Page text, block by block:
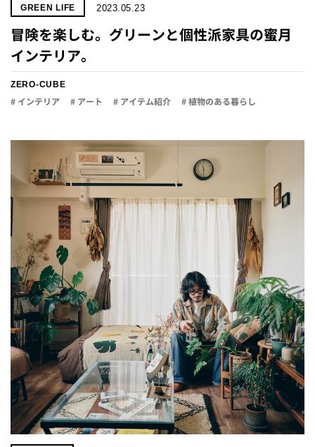
GREEN LIFE 2023.05.23
冒険を楽しむ。グリーンと個性派家具の蜜月
インテリア。
ZERO-CUBE
# インテリア # アート # アイテム紹介 # 植物のある暮らし